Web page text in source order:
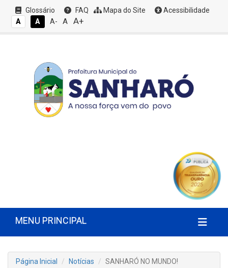
Glossário FAQ Mapa do Site
Acessibilidade
A
A A- A A+
MENU PRINCIPAL
Página Inicial Notícias SANHARÓ NO MUNDO!